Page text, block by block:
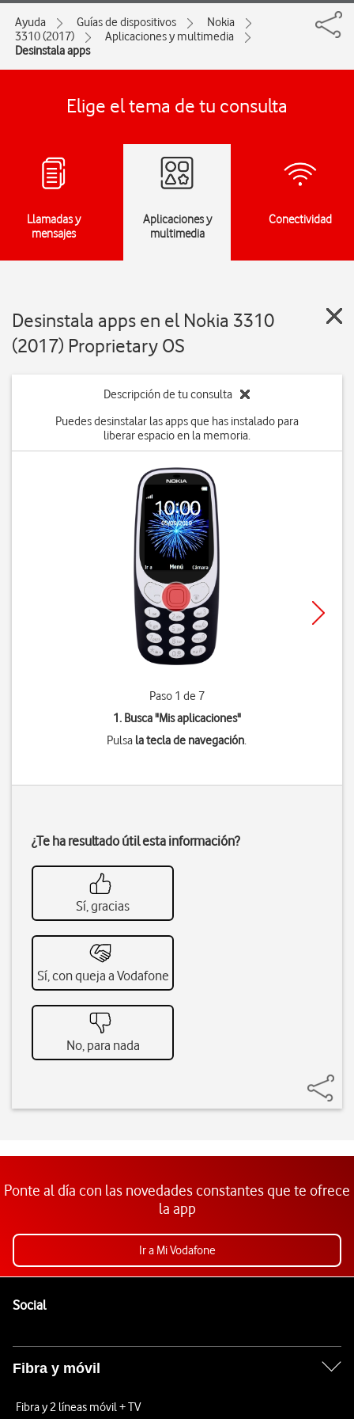
Ayuda Guías de dispositivos
Nokia
3310 (2017)
Aplicaciones y multimedia
Desinstala apps
Elige el tema de tu consulta
Llamadas y
mensajes
Aplicaciones y
multimedia
Conectividad
Desinstala apps en el Nokia 3310
(2017) Proprietary OS
Descripción de tu consulta
Puedes desinstalar las apps que has instalado para
liberar espacio en la memoria.
Paso 1 de 7
1. Busca "Mis aplicaciones"
Pulsa la tecla de navegación.
¿Te ha resultado útil esta información?
Sí, gracias
Sí, con queja a Vodafone
No, para nada
Ponte al día con las novedades constantes que te ofrece
la app
Ir a Mi Vodafone
SocialEnlaces a las redes sociales de Vodafone
Fibra y móvil
Fibra y 2 líneas móvil + TV